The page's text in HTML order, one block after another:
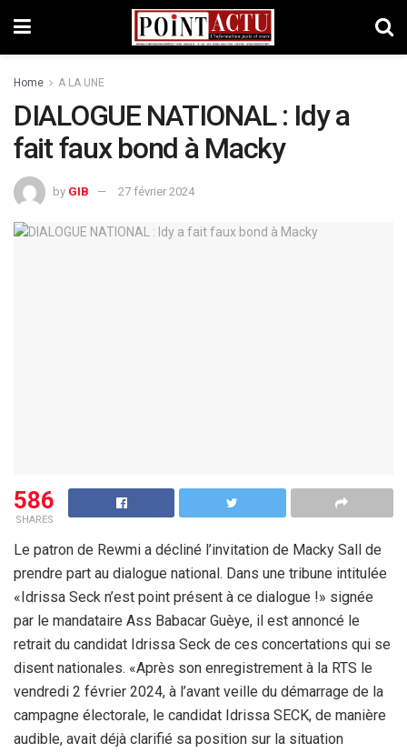
Home A LA UNE
DIALOGUE NATIONAL : Idy a
fait faux bond à Macky
by GIB 27 février 2024
586
SHARES
Le patron de Rewmi a décliné l’invitation de Macky Sall de
prendre part au dialogue national. Dans une tribune intitulée
«Idrissa Seck n’est point présent à ce dialogue !» signée
par le mandataire Ass Babacar Guèye, il est annoncé le
retrait du candidat Idrissa Seck de ces concertations qui se
disent nationales. «Après son enregistrement à la RTS le
vendredi 2 février 2024, à l’avant veille du démarrage de la
campagne électorale, le candidat Idrissa SECK, de manière
audible, avait déjà clarifié sa position sur la situation